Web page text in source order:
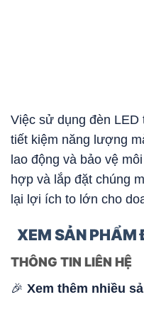
Việc sử dụng đèn
tiết kiệm năng lượng
lao động và bảo vệ
hợp và lắp đặt chúng
lại lợi ích to lớn cho
XEM SẢN PHẨM
THÔNG TIN LIÊN HỆ
🎉 Xem thêm nhiều